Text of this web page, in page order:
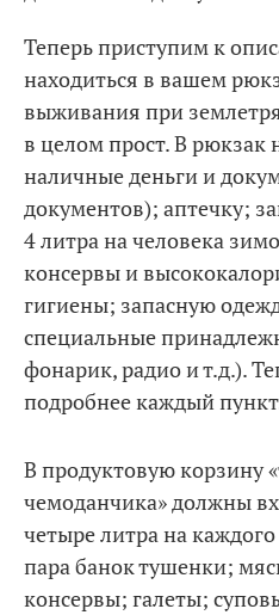
Теперь приступим к
находиться в вашем
выживания при
в целом прост. В
наличные деньги и
документов); аптечку;
4 литра на человека
консервы и
гигиены; запасную
специальные
фонарик, радио и т.д.).
подробнее каждый
В продуктовую корзину
чемоданчика» должны
четыре литра на
пара банок тушенки;
консервы; галеты;